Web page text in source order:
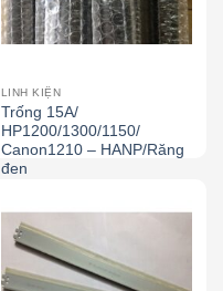
LINH KIỆN
Trống 15A/
HP1200/1300/1150/
Canon1210 – HANP/Răng
đen